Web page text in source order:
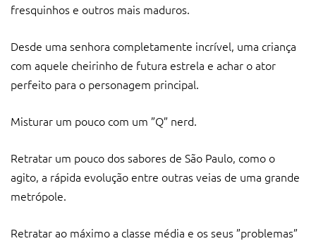
fresquinhos e outros mais maduros.
Desde uma senhora completamente incrível, uma criança
com aquele cheirinho de futura estrela e achar o ator
perfeito para o personagem principal.
Misturar um pouco com um ”Q” nerd.
Retratar um pouco dos sabores de São Paulo, como o
agito, a rápida evolução entre outras veias de uma grande
metrópole.
Retratar ao máximo a classe média e os seus ”problemas”